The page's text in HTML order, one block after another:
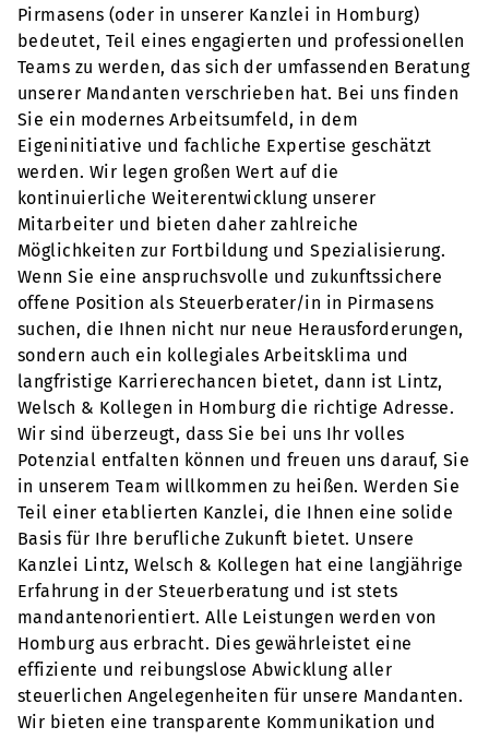
Pirmasens (oder in unserer Kanzlei in Homburg)
bedeutet, Teil eines engagierten und professionellen
Teams zu werden, das sich der umfassenden Beratung
unserer Mandanten verschrieben hat. Bei uns finden
Sie ein modernes Arbeitsumfeld, in dem
Eigeninitiative und fachliche Expertise geschätzt
werden. Wir legen großen Wert auf die
kontinuierliche Weiterentwicklung unserer
Mitarbeiter und bieten daher zahlreiche
Möglichkeiten zur Fortbildung und Spezialisierung.
Wenn Sie eine anspruchsvolle und zukunftssichere
offene Position als Steuerberater/in in Pirmasens
suchen, die Ihnen nicht nur neue Herausforderungen,
sondern auch ein kollegiales Arbeitsklima und
langfristige Karrierechancen bietet, dann ist Lintz,
Welsch & Kollegen in Homburg die richtige Adresse.
Wir sind überzeugt, dass Sie bei uns Ihr volles
Potenzial entfalten können und freuen uns darauf, Sie
in unserem Team willkommen zu heißen. Werden Sie
Teil einer etablierten Kanzlei, die Ihnen eine solide
Basis für Ihre berufliche Zukunft bietet. Unsere
Kanzlei Lintz, Welsch & Kollegen hat eine langjährige
Erfahrung in der Steuerberatung und ist stets
mandantenorientiert. Alle Leistungen werden von
Homburg aus erbracht. Dies gewährleistet eine
effiziente und reibungslose Abwicklung aller
steuerlichen Angelegenheiten für unsere Mandanten.
Wir bieten eine transparente Kommunikation und